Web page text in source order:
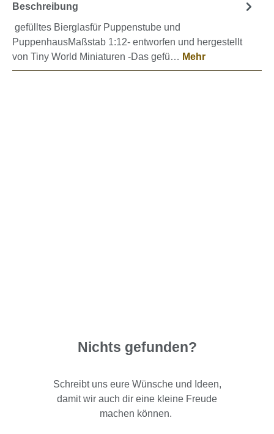
Beschreibung
gefülltes Bierglasfür Puppenstube und
PuppenhausMaßstab 1:12- entworfen und hergestellt
von Tiny World Miniaturen -Das gefü… Mehr
Nichts gefunden?
Schreibt uns eure Wünsche und Ideen,
damit wir auch dir eine kleine Freude
machen können.